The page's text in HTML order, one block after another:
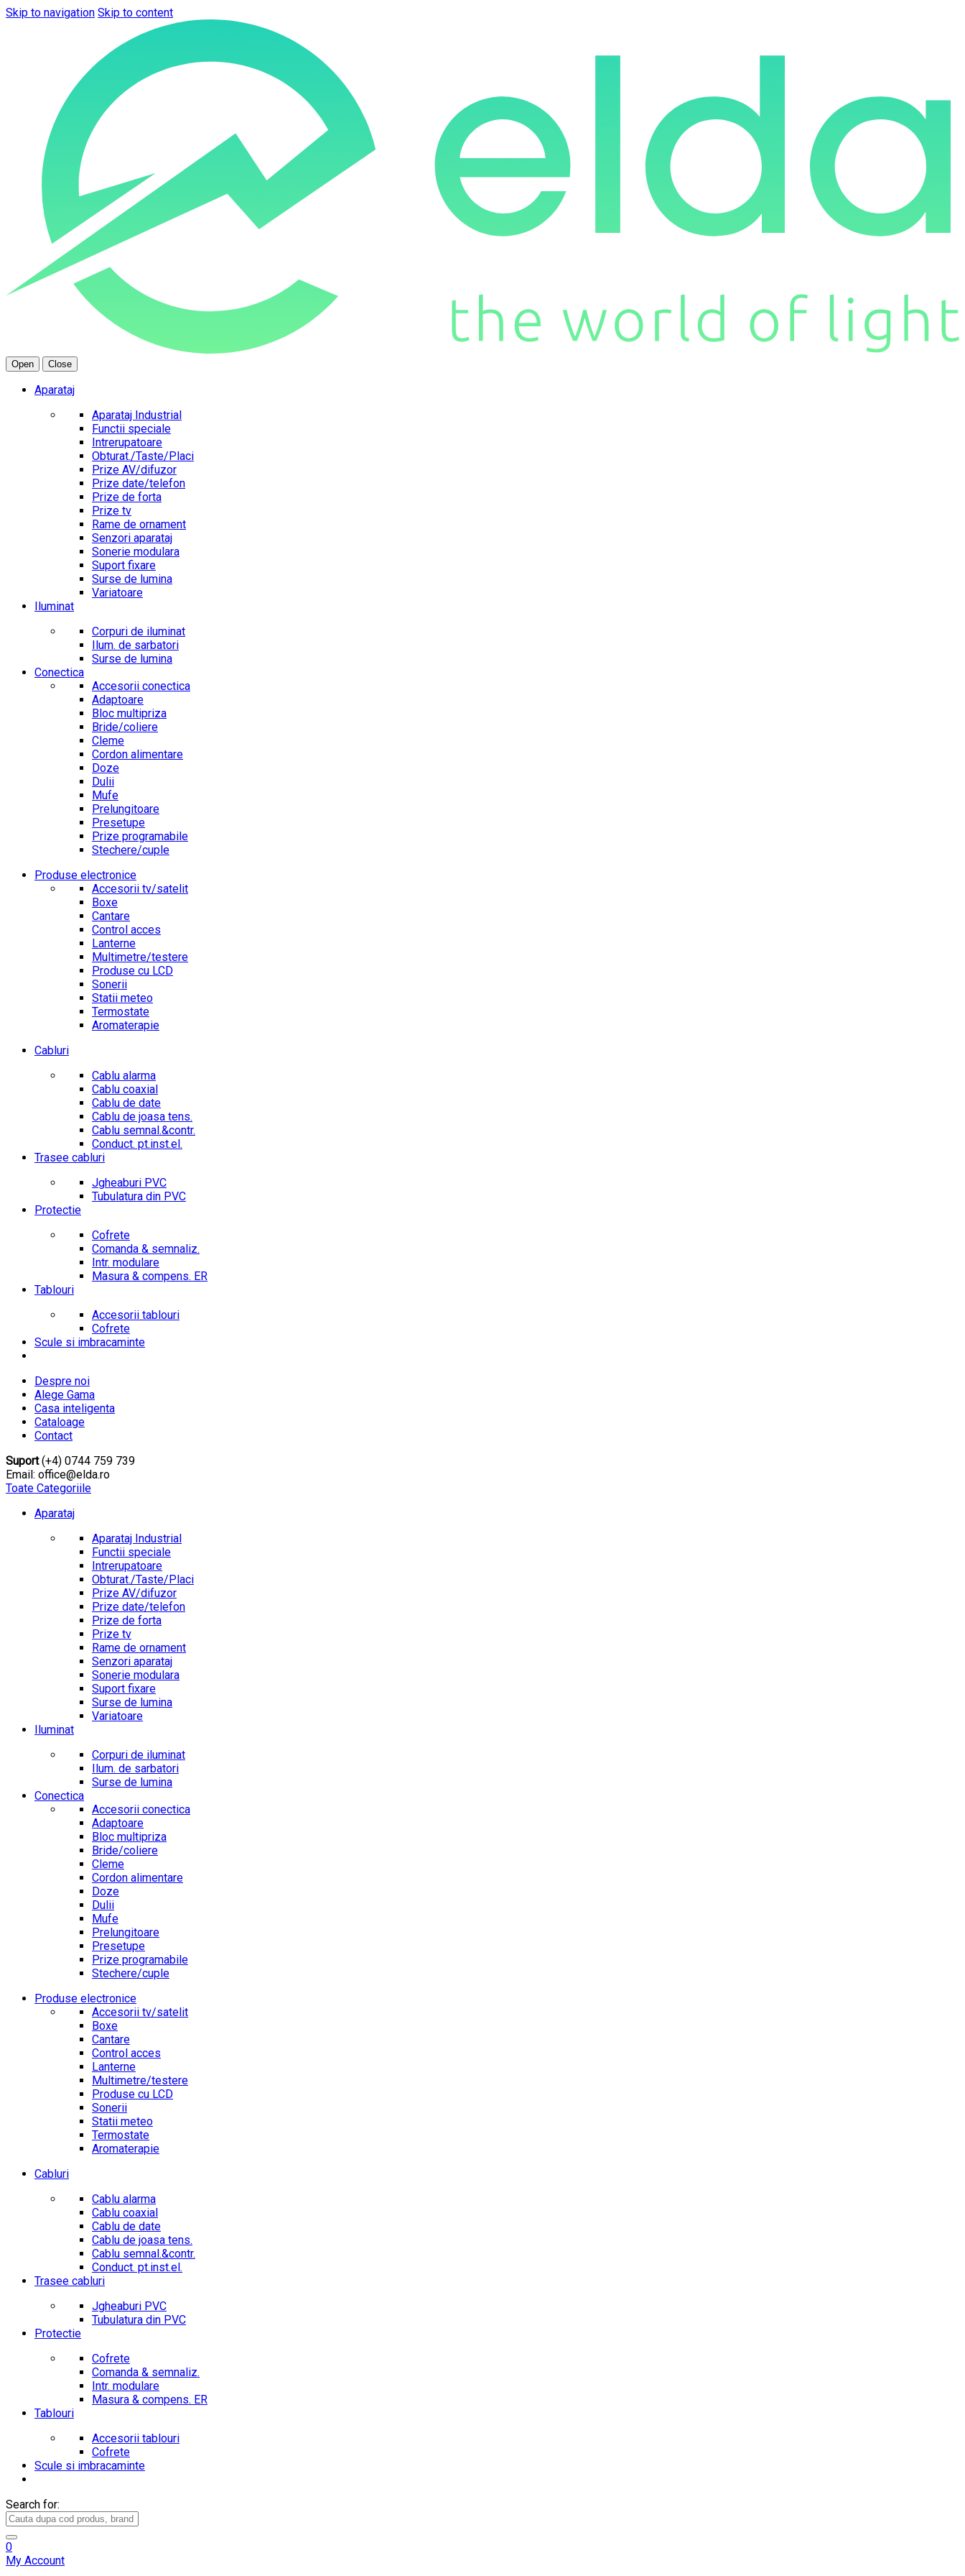
Skip to navigation Skip to content
Open Close
Aparataj
Aparataj Industrial
Functii speciale
Intrerupatoare
Obturat./Taste/Placi
Prize AV/difuzor
Prize date/telefon
Prize de forta
Prize tv
Rame de ornament
Senzori aparataj
Sonerie modulara
Suport fixare
Surse de lumina
Variatoare
Iluminat
Corpuri de iluminat
Ilum. de sarbatori
Surse de lumina
Conectica
Accesorii conectica
Adaptoare
Bloc multipriza
Bride/coliere
Cleme
Cordon alimentare
Doze
Dulii
Mufe
Prelungitoare
Presetupe
Prize programabile
Stechere/cuple
Produse electronice
Accesorii tv/satelit
Boxe
Cantare
Control acces
Lanterne
Multimetre/testere
Produse cu LCD
Sonerii
Statii meteo
Termostate
Aromaterapie
Cabluri
Cablu alarma
Cablu coaxial
Cablu de date
Cablu de joasa tens.
Cablu semnal.&contr.
Conduct. pt.inst.el.
Trasee cabluri
Jgheaburi PVC
Tubulatura din PVC
Protectie
Cofrete
Comanda & semnaliz.
Intr. modulare
Masura & compens. ER
Tablouri
Accesorii tablouri
Cofrete
Scule si imbracaminte
Despre noi
Alege Gama
Casa inteligenta
Cataloage
Contact
Suport(+4) 0744 759 739
Email: office@elda.ro
Toate Categoriile
Aparataj
Aparataj Industrial
Functii speciale
Intrerupatoare
Obturat./Taste/Placi
Prize AV/difuzor
Prize date/telefon
Prize de forta
Prize tv
Rame de ornament
Senzori aparataj
Sonerie modulara
Suport fixare
Surse de lumina
Variatoare
Iluminat
Corpuri de iluminat
Ilum. de sarbatori
Surse de lumina
Conectica
Accesorii conectica
Adaptoare
Bloc multipriza
Bride/coliere
Cleme
Cordon alimentare
Doze
Dulii
Mufe
Prelungitoare
Presetupe
Prize programabile
Stechere/cuple
Produse electronice
Accesorii tv/satelit
Boxe
Cantare
Control acces
Lanterne
Multimetre/testere
Produse cu LCD
Sonerii
Statii meteo
Termostate
Aromaterapie
Cabluri
Cablu alarma
Cablu coaxial
Cablu de date
Cablu de joasa tens.
Cablu semnal.&contr.
Conduct. pt.inst.el.
Trasee cabluri
Jgheaburi PVC
Tubulatura din PVC
Protectie
Cofrete
Comanda & semnaliz.
Intr. modulare
Masura & compens. ER
Tablouri
Accesorii tablouri
Cofrete
Scule si imbracaminte
Search for:
0
My Account